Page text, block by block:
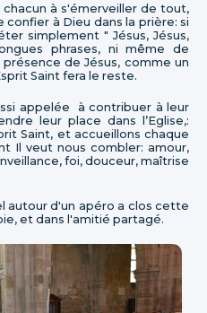
à s'émerveiller de tout,
à Dieu dans la prière: si
simplement " Jésus, Jésus,
phrases, ni même de
de Jésus, comme un
Saint fera le reste.
appelée à contribuer à leur
leur place dans l’Eglise,:
Saint, et accueillons chaque
Il veut nous combler: amour,
foi, douceur, maîtrise
autour d'un apéro a clos cette
et dans l'amitié partagé.